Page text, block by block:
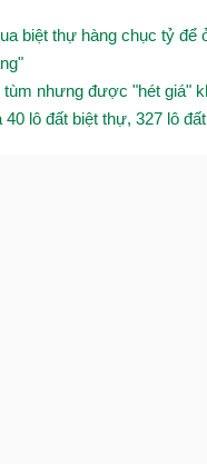
biệt thự hàng chục tỷ
nhưng được "hét giá"
40 lô đất biệt thự, 327 lô